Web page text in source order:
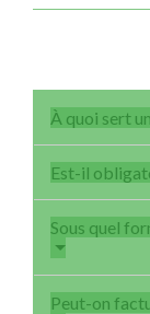
À quoi sert
Est-il
Sous quel
Peut-on